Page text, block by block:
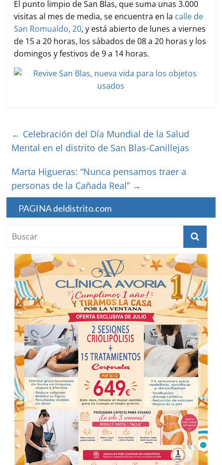
El punto limpio de San Blas, que suma unas 3.000
visitas al mes de media, se encuentra en la calle de
San Romualdo, 20, y está abierto de lunes a viernes
de 15 a 20 horas, los sábados de 08 a 20 horas y los
domingos y festivos de 9 a 14 horas.
← Celebración del Día Mundial de la Salud
Mental en el distrito de San Blas-Canillejas
Marta Higueras: “Nunca pensamos traer a
personas de la Cañada Real” →
PAGINA deldistrito.com